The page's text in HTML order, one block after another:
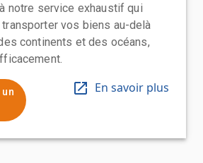
notre service exhaustif qui
vos biens au-delà
continents et des océans,
En savoir plus